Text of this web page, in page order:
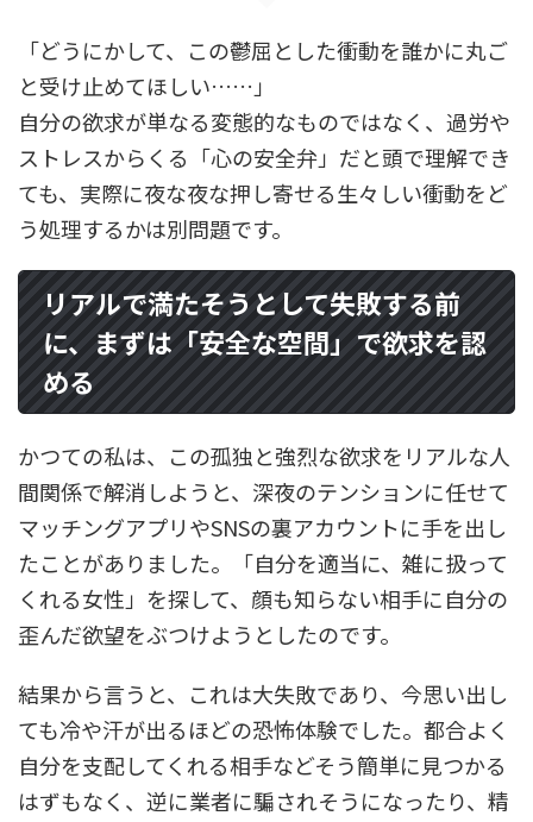
「どうにかして、この鬱屈とした衝動を誰かに丸ご
と受け止めてほしい……」
自分の欲求が単なる変態的なものではなく、過労や
ストレスからくる「心の安全弁」だと頭で理解でき
ても、実際に夜な夜な押し寄せる生々しい衝動をど
う処理するかは別問題です。
リアルで満たそうとして失敗する前
に、まずは「安全な空間」で欲求を認
める
かつての私は、この孤独と強烈な欲求をリアルな人
間関係で解消しようと、深夜のテンションに任せて
マッチングアプリやSNSの裏アカウントに手を出し
たことがありました。「自分を適当に、雑に扱って
くれる女性」を探して、顔も知らない相手に自分の
歪んだ欲望をぶつけようとしたのです。
結果から言うと、これは大失敗であり、今思い出し
ても冷や汗が出るほどの恐怖体験でした。都合よく
自分を支配してくれる相手などそう簡単に見つかる
はずもなく、逆に業者に騙されそうになったり、精